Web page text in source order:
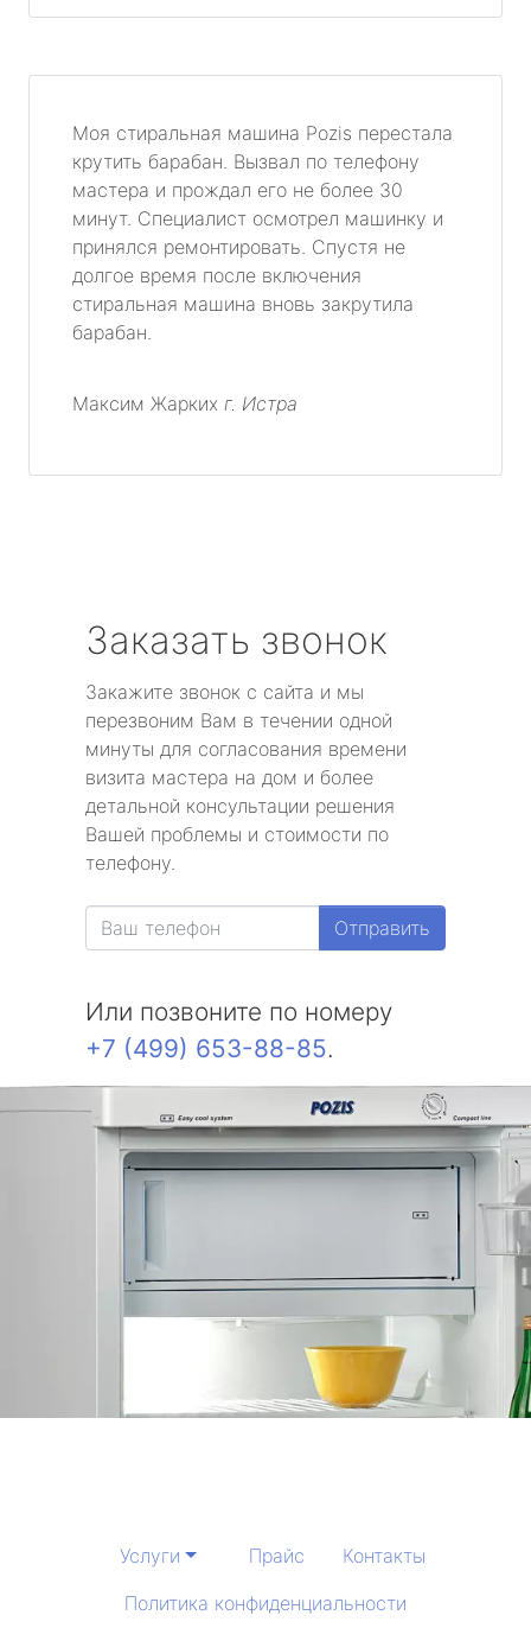
Моя стиральная машина Pozis перестала
крутить барабан. Вызвал по телефону
мастера и прождал его не более 30
минут. Специалист осмотрел машинку и
принялся ремонтировать. Спустя не
долгое время после включения
стиральная машина вновь закрутила
барабан.
Максим Жарких г. Истра
Заказать звонок
Закажите звонок с сайта и мы
перезвоним Вам в течении одной
минуты для согласования времени
визита мастера на дом и более
детальной консультации решения
Вашей проблемы и стоимости по
телефону.
Отправить
Или позвоните по номеру
+7 (499) 653-88-85.
Услуги Прайс
Контакты
Политика конфиденциальности